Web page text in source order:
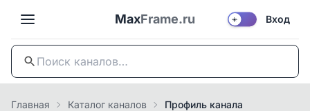
MaxFrame.ru ☀️ Вход
Главная Каталог каналов Профиль канала